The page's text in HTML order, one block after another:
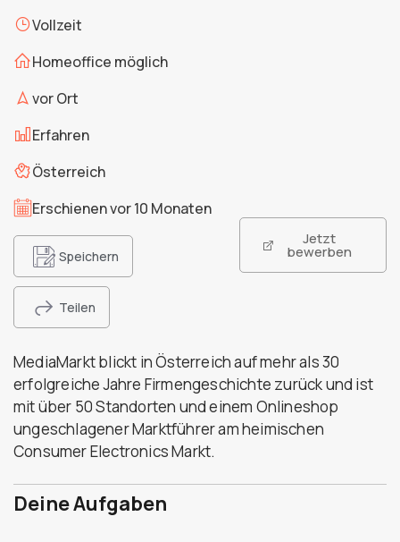
Vollzeit
Homeoffice möglich
vor Ort
Erfahren
Österreich
Erschienen vor 10 Monaten
Speichern
Teilen
Jetzt
bewerben
MediaMarkt blickt in Österreich auf mehr als 30
erfolgreiche Jahre Firmengeschichte zurück und ist
mit über 50 Standorten und einem Onlineshop
ungeschlagener Marktführer am heimischen
Consumer Electronics Markt.
Deine Aufgaben